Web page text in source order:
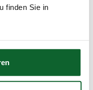
finden Sie in
,Füllmenge:200 ml